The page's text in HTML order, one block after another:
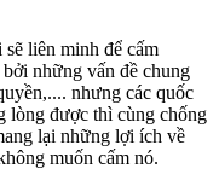
liên minh để cấm
những vấn đề chung
nhưng các quốc
lòng được thì cùng chống
lại những lợi ích về
muốn cấm nó.